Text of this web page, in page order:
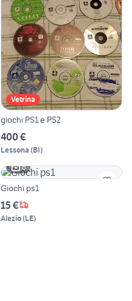
Vetrina
giochi PS1 e PS2
400 €
Lessona (BI)
6
Giochi ps1
15 €
Alezio(LE)